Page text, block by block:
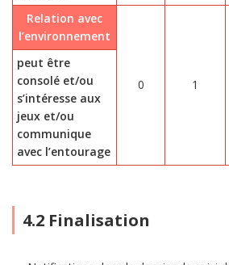
Relation avec
l’environnement
0 1
peut être
consolé et/ou
s’intéresse aux
jeux et/ou
communique
avec l’entourage
4.2 Finalisation